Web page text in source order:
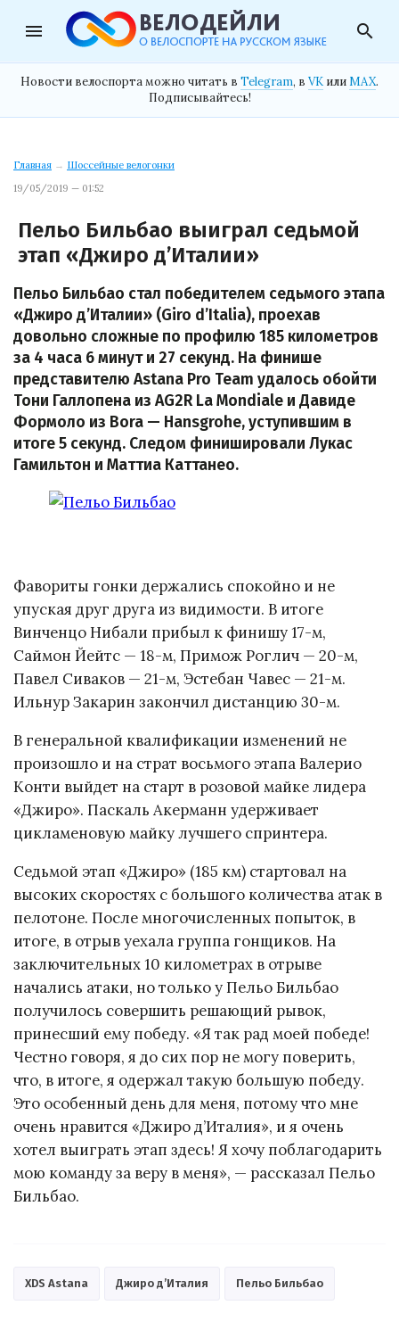
menu search
Новости велоспорта можно читать в Telegram, в VK илиMAX.
Подписывайтесь!
Главная → Шоссейные велогонки
19/05/2019 — 01:52
Пельо Бильбао выиграл седьмой
этап «Джиро д’Италии»
Пельо Бильбао стал победителем седьмого этапа
«Джиро д’Италии» (Giro d’Italia), проехав
довольно сложные по профилю 185 километров
за 4 часа 6 минут и 27 секунд. На финише
представителю Astana Pro Team удалось обойти
Тони Галлопена из AG2R La Mondiale и Давиде
Формоло из Bora — Hansgrohe, уступившим в
итоге 5 секунд. Следом финишировали Лукас
Гамильтон и Маттиа Каттанео.
Фавориты гонки держались спокойно и не
упуская друг друга из видимости. В итоге
Винченцо Нибали прибыл к финишу 17-м,
Саймон Йейтс — 18-м, Примож Роглич — 20-м,
Павел Сиваков — 21-м, Эстебан Чавес — 21-м.
Ильнур Закарин закончил дистанцию 30-м.
В генеральной квалификации изменений не
произошло и на страт восьмого этапа Валерио
Конти выйдет на старт в розовой майке лидера
«Джиро». Паскаль Акерманн удерживает
цикламеновую майку лучшего спринтера.
Седьмой этап «Джиро» (185 км) стартовал на
высоких скоростях с большого количества атак в
пелотоне. После многочисленных попыток, в
итоге, в отрыв уехала группа гонщиков. На
заключительных 10 километрах в отрыве
начались атаки, но только у Пельо Бильбао
получилось совершить решающий рывок,
принесший ему победу. «Я так рад моей победе!
Честно говоря, я до сих пор не могу поверить,
что, в итоге, я одержал такую большую победу.
Это особенный день для меня, потому что мне
очень нравится «Джиро д’Италия», и я очень
хотел выиграть этап здесь! Я хочу поблагодарить
мою команду за веру в меня», — рассказал Пельо
Бильбао.
XDS Astana Джиро д’Италия Пельо Бильбао